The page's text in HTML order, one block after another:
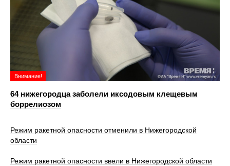
Внимание!
64 нижегородца заболели иксодовым клещевым
боррелиозом
Режим ракетной опасности отменили в Нижегородской
области
Режим ракетной опасности ввели в Нижегородской области